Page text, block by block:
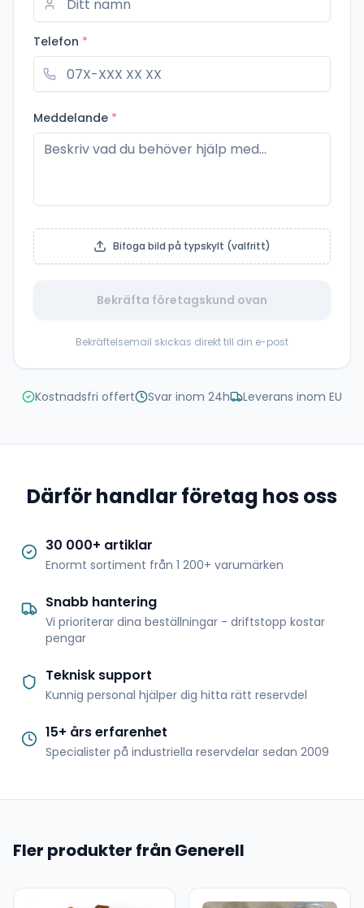
Telefon *
Meddelande *
Bifoga bild på typskylt (valfritt)
Bekräfta företagskund ovan
Bekräftelsemail skickas direkt till din e-post
Kostnadsfri offert Svar inom 24h Leverans inom EU
Därför handlar företag hos oss
30 000+ artiklar
Enormt sortiment från 1 200+ varumärken
Snabb hantering
Vi prioriterar dina beställningar - driftstopp kostar
pengar
Teknisk support
Kunnig personal hjälper dig hitta rätt reservdel
15+ års erfarenhet
Specialister på industriella reservdelar sedan 2009
Fler produkter från Generell